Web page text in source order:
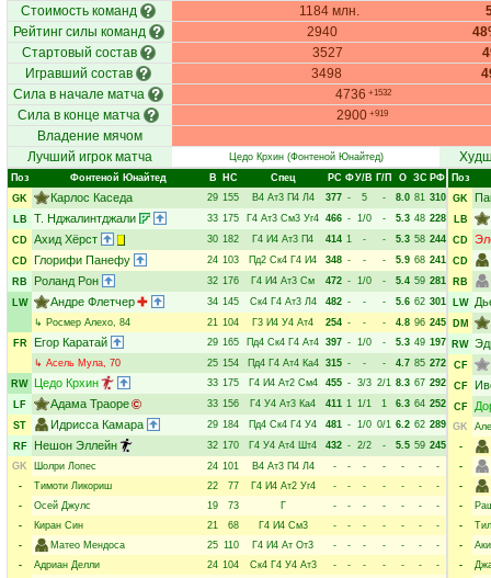
Стоимость команд 1184 млн.
Рейтинг силы команд
2940
Стартовый состав
3527
Игравший состав
3498
Сила в начале матча
4736 +1532
Сила в конце матча 2900 +919
Владение мячом
Лучший игрок матча
Цедо Крхин(Фонтеной Юнайтед)
Поз Фонтеной Юнайтед В НC Спец РC ФУ/В Г/П О ЗС РФ
GK
Карлос Каседа 29 155 В4 Ат3 П4 Л4 377 - 5 - 8.0 81 310
LB
Т. Нджалинтджали 33 175 Г4 Ат3 См3 Уг4 466 - 1/0 - 5.3 48 228
CD Ахид Хёрст 30 182 Г4 И4 Ат3 П4 414 1 - - 5.3 58 244
CD Глорифи Панефу 24 103 Пд2 Ск4 Г4 И4 348 - - - 5.9 68 241
RB
Роланд Рон 32 176 Г4 И4 Ат3 См 472 - 1/0 - 5.4 59 281
LW
Андре Флетчер 34 145 Ск4 Г4 Ат3 Л4 482 - - - 5.6 62 301
↳ Росмер Алехо, 84 21 104 Г3 И4 У4 Ат4 254 - - - 4.8 96 245
FR
Егор Каратай 29 165 Пд4 Ск4 Г4 Ат4 397 - 1/0 - 5.3 49 197
↳ Асель Мула, 70 25 154 Пд4 Г4 Ат4 Ка4 315 - - - 4.7 85 272
RW Цедо Крхин 33 175 Г4 И4 Ат2 См4 455 - 3/3 2/1 8.3 67 292
LF
Адама Траоре 33 156 Г4 У4 Ат3 Ка4 411 1 1/1 1 6.3 64 252
ST
Идрисса Камара 29 184 Пд4 Ск4 Г4 У4 481 - 1/0 0/1 6.2 62 289
RF
Нешон Эллейн 32 170 Г4 У4 Ат4 Шт4 432 - 2/2 - 5.5 59 245
GK
Шолри Лопес 24 101 В4 Ат3 П4 Л4 - - - - - -
-
-
Тимоти Ликориш 22 77 Г4 И4 Ат2 Уг4 - - - - - -
-
-
Осей Джулс 19 73 Г - - - - - -
-
-
Киран Син 21 68 Г4 И4 См3 - - - - - -
-
-
Матео Мендоса 25 110 Г4 И4 Ат От3 - - - - - -
-
-
Адриан Делли 24 104 Ск4 Г4 У4 Ат3 - - - - - -
-
Поз
GK
LB
CD
CD
RB
LW
DM
RW
CF
CF
CF
GK
-
-
-
-
-
-
-